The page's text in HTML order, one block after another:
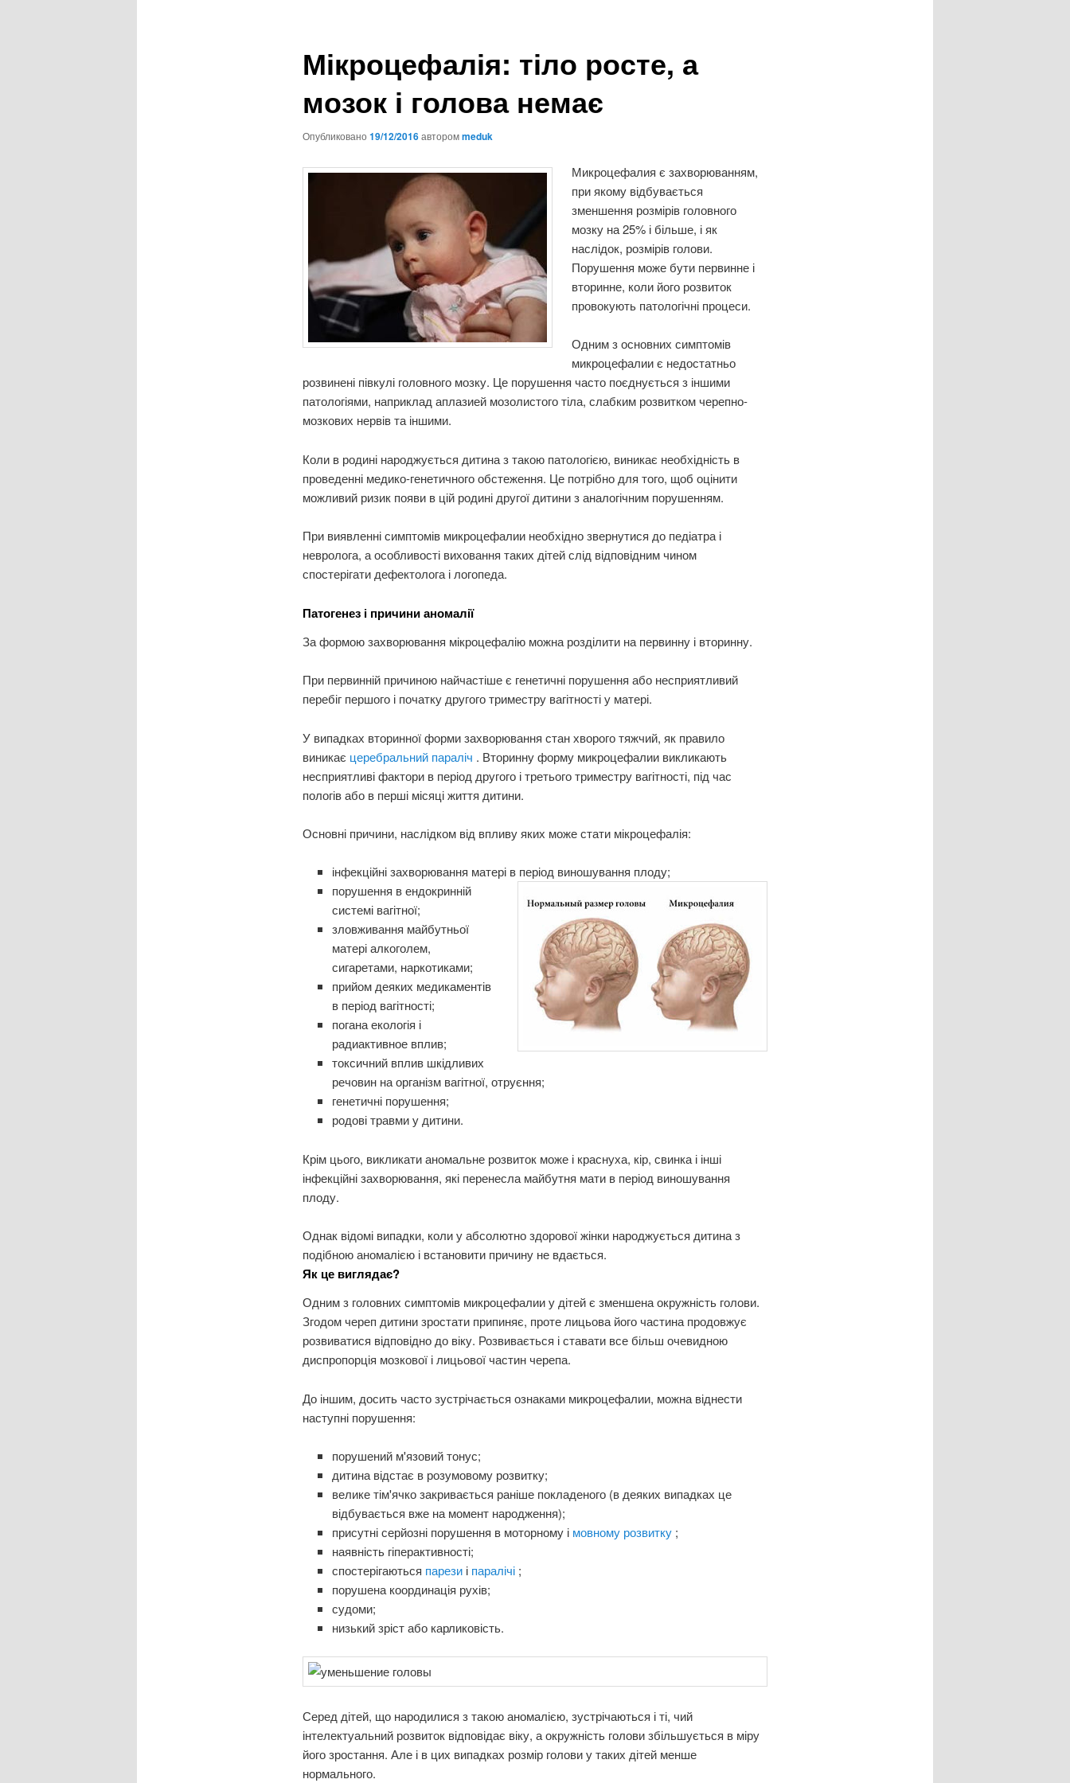
Мікроцефалія: тіло росте, а
мозок і голова немає
Опубликовано 19/12/2016авторомmeduk
Микроцефалия є захворюванням,
при якому відбувається
зменшення розмірів головного
мозку на 25% і більше, і як
наслідок, розмірів голови.
Порушення може бути первинне і
вторинне, коли його розвиток
провокують патологічні процеси.
Одним з основних симптомів
микроцефалии є недостатньо
розвинені півкулі головного мозку. Це порушення часто поєднується з іншими
патологіями, наприклад аплазией мозолистого тіла, слабким розвитком черепно-
мозкових нервів та іншими.
Коли в родині народжується дитина з такою патологією, виникає необхідність в
проведенні медико-генетичного обстеження. Це потрібно для того, щоб оцінити
можливий ризик появи в цій родині другої дитини з аналогічним порушенням.
При виявленні симптомів микроцефалии необхідно звернутися до педіатра і
невролога, а особливості виховання таких дітей слід відповідним чином
спостерігати дефектолога і логопеда.
Патогенез і причини аномалії
За формою захворювання мікроцефалію можна розділити на первинну і вторинну.
При первинній причиною найчастіше є генетичні порушення або несприятливий
перебіг першого і початку другого триместру вагітності у матері.
У випадках вторинної форми захворювання стан хворого тяжчий, як правило
виникає церебральний параліч . Вторинну форму микроцефалии викликають
несприятливі фактори в період другого і третього триместру вагітності, під час
пологів або в перші місяці життя дитини.
Основні причини, наслідком від впливу яких може стати мікроцефалія:
інфекційні захворювання матері в період виношування плоду;
порушення в ендокринній
системі вагітної;
зловживання майбутньої
матері алкоголем,
сигаретами, наркотиками;
прийом деяких медикаментів
в період вагітності;
погана екологія і
радиактивное вплив;
токсичний вплив шкідливих
речовин на організм вагітної, отруєння;
генетичні порушення;
родові травми у дитини.
Крім цього, викликати аномальне розвиток може і краснуха, кір, свинка і інші
інфекційні захворювання, які перенесла майбутня мати в період виношування
плоду.
Однак відомі випадки, коли у абсолютно здорової жінки народжується дитина з
подібною аномалією і встановити причину не вдається.
Як це виглядає?
Одним з головних симптомів микроцефалии у дітей є зменшена окружність голови.
Згодом череп дитини зростати припиняє, проте лицьова його частина продовжує
розвиватися відповідно до віку. Розвивається і ставати все більш очевидною
диспропорція мозкової і лицьової частин черепа.
До іншим, досить часто зустрічається ознаками микроцефалии, можна віднести
наступні порушення:
порушений м'язовий тонус;
дитина відстає в розумовому розвитку;
велике тім'ячко закривається раніше покладеного (в деяких випадках це
відбувається вже на момент народження);
присутні серйозні порушення в моторному і мовному розвитку ;
наявність гіперактивності;
спостерігаються парези і паралічі ;
порушена координація рухів;
судоми;
низький зріст або карликовість.
Серед дітей, що народилися з такою аномалією, зустрічаються і ті, чий
інтелектуальний розвиток відповідає віку, а окружність голови збільшується в міру
його зростання. Але і в цих випадках розмір голови у таких дітей менше
нормального.